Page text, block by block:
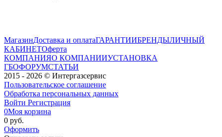
МагазинДоставка и оплатаГАРАНТИИБРЕНДЫЛИЧНЫЙ
КАБИНЕТОферта
КОМПАНИЯО КОМПАНИИУСТАНОВКА
ГБОФОРУМСТАТЬИ
2015 - 2026 © Интергазсервис
Пользовательское соглашение
Обработка персональных данных
Войти Регистрация
0Моя корзина
0 руб.
Оформить